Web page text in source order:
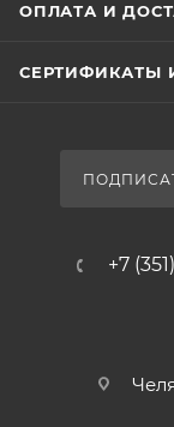
ОПЛАТА И
СЕРТИФИКАТЫ
+7